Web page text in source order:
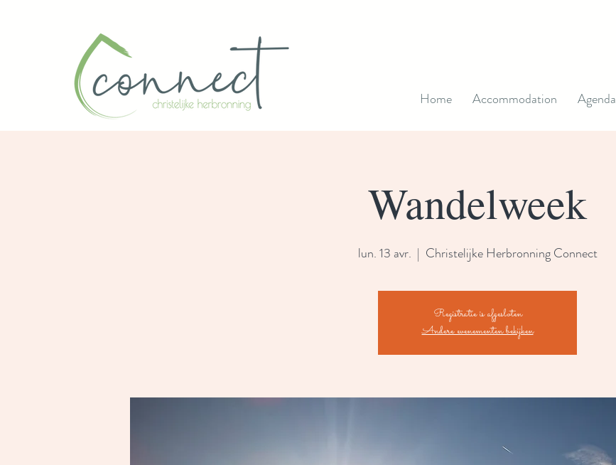
Home Accommodation Agenda
Wandelweek
lun. 13 avr.
  |
Christelijke Herbronning Connect
Registratie is afgesloten
Andere evenementen bekijken